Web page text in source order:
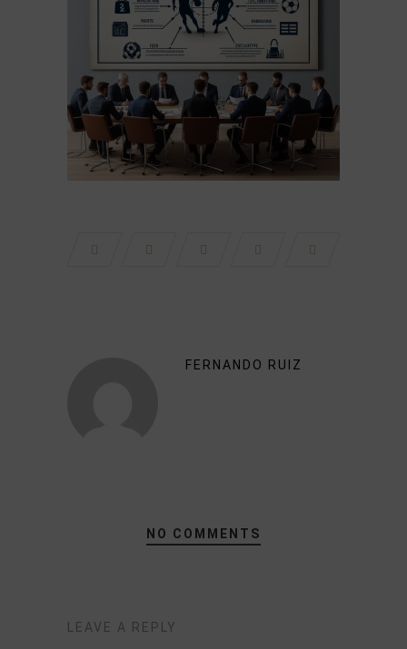
FERNANDO RUIZ
NO COMMENTS
LEAVE A REPLY